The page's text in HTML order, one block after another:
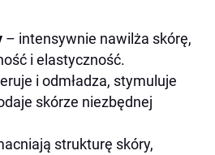
– intensywnie nawilża skórę,
i elastyczność.
i odmładza, stymuluje
skórze niezbędnej
strukturę skóry,